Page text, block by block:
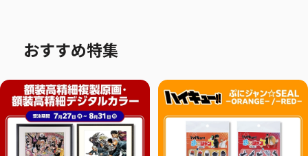
おすすめ特集